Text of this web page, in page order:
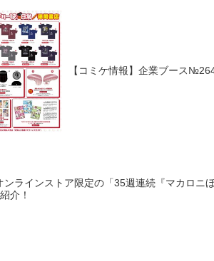
【コミケ情報】企業ブース
ンラインストア限定の「35週連続『マカロニ
介！